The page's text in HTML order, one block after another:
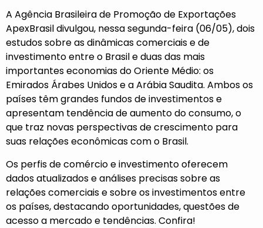
A Agência Brasileira de Promoção de Exportações
ApexBrasil divulgou, nessa segunda-feira (06/05), dois
estudos sobre as dinâmicas comerciais e de
investimento entre o Brasil e duas das mais
importantes economias do Oriente Médio: os
Emirados Árabes Unidos e a Arábia Saudita. Ambos os
países têm grandes fundos de investimentos e
apresentam tendência de aumento do consumo, o
que traz novas perspectivas de crescimento para
suas relações econômicas com o Brasil.
Os perfis de comércio e investimento oferecem
dados atualizados e análises precisas sobre as
relações comerciais e sobre os investimentos entre
os países, destacando oportunidades, questões de
acesso a mercado e tendências. Confira!